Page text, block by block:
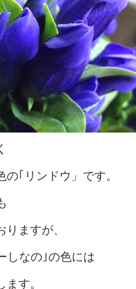
｢リンドウ」です。
ますが、
しなの｣の色には
す。